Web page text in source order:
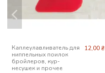
Каплеулавливатель для
ниппельных поилок
бройлеров, кур-
несушек и прочее
12,00 ₴